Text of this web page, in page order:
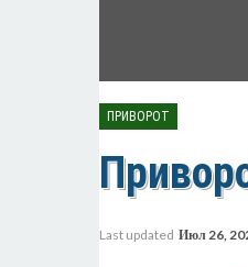
ПРИВОРОТ
Last updated Июл 26,